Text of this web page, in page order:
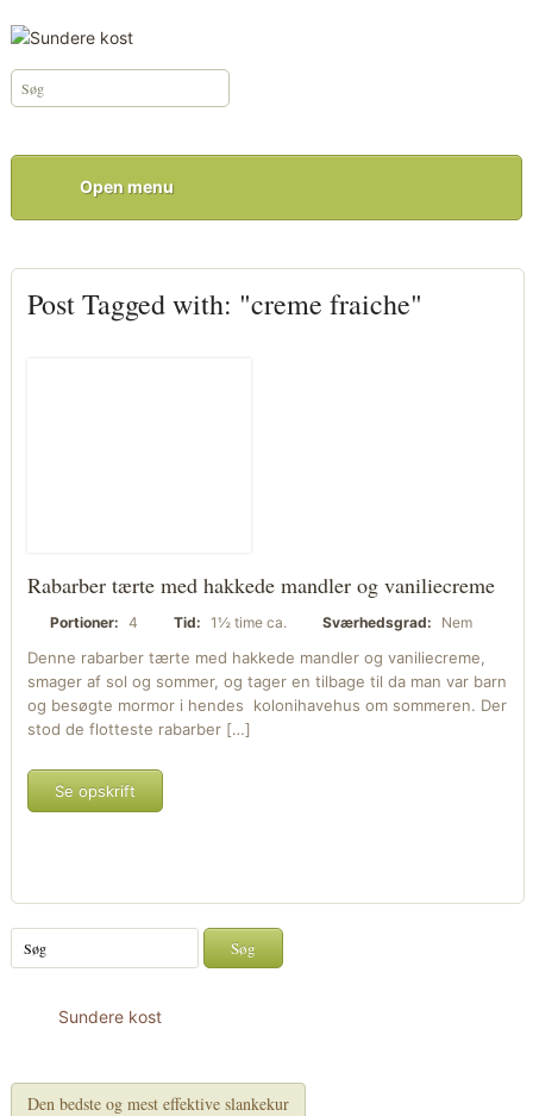
Open menu
Post Tagged with: "creme fraiche"
Rabarber tærte med hakkede mandler og vaniliecreme
Portioner: 4 Tid: 1½ time ca. Sværhedsgrad: Nem
Denne rabarber tærte med hakkede mandler og vaniliecreme,
smager af sol og sommer, og tager en tilbage til da man var barn
og besøgte mormor i hendes kolonihavehus om sommeren. Der
stod de flotteste rabarber […]
Se opskrift
Sundere kost
Den bedste og mest effektive slankekur